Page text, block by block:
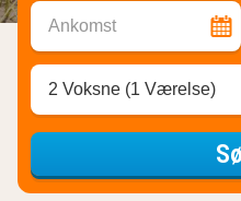
Ankomst
2 Voksne (1 Værelse)